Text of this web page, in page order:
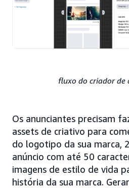
fluxo do criador de
Os anunciantes precisam
assets de criativo para
do logotipo da sua marca,
anúncio com até 50
imagens de estilo de vida
história da sua marca.